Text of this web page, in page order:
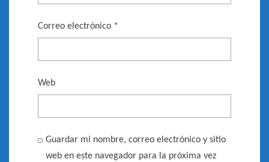
Correo electrónico *
Web
Guardar mi nombre, correo electrónico y sitio
web en este navegador para la próxima vez